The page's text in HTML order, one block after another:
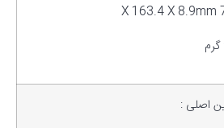
اصلی :